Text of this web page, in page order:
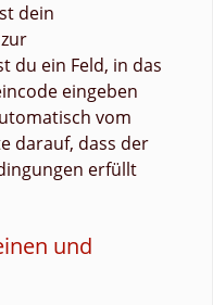
dein
du ein Feld, in das
eingeben
vom
darauf, dass der
erfüllt
und